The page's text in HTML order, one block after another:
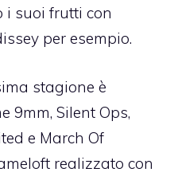
i suoi frutti con
per esempio.
stagione è
9mm, Silent Ops,
e March Of
realizzato con